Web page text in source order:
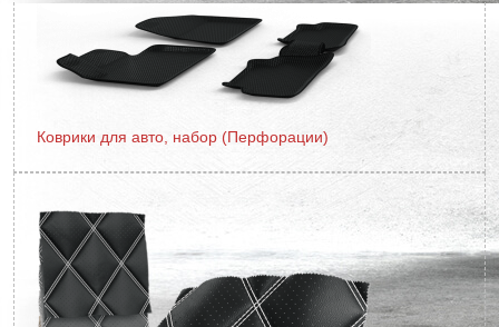
Коврики для авто, набор (Перфорации)